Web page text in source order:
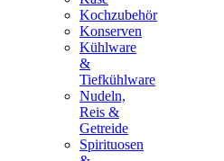
Kochzubehör
Konserven
Kühlware
&
Tiefkühlware
Nudeln,
Reis &
Getreide
Spirituosen